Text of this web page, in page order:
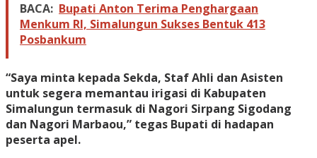
BACA: Bupati Anton Terima Penghargaan
Menkum RI, Simalungun Sukses Bentuk 413
Posbankum
“Saya minta kepada Sekda, Staf Ahli dan Asisten
untuk segera memantau irigasi di Kabupaten
Simalungun termasuk di Nagori Sirpang Sigodang
dan Nagori Marbaou,” tegas Bupati di hadapan
peserta apel.